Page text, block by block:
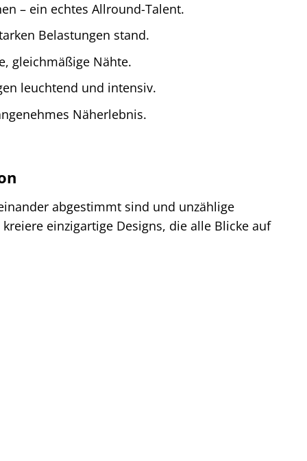
– ein echtes Allround-Talent.
Belastungen stand.
gleichmäßige Nähte.
leuchtend und intensiv.
Näherlebnis.
abgestimmt sind und unzählige
einzigartige Designs, die alle Blicke auf